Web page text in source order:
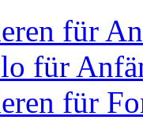
für
für
für